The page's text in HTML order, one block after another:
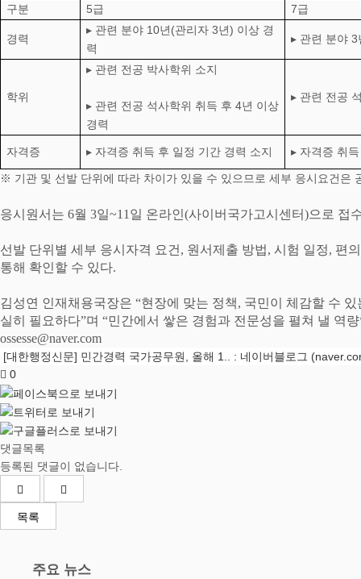
구분 5급 7급
경력
▸ 관련 분야 10년 (관리자 3년) 이상 경
력
▸ 관련 분야 3
학위
▸ 관련 전공 박사학위 소지
▸ 관련 전공 석사학위 취득 후 4년 이상
경력
▸ 관련 전공
자격증 ▸ 자격증 취득 후 일정 기간 경력 소지 ▸ 자격증 취
※ 기관 및 선발 단위에 따라 차이가 있을 수 있으므로 세부 응시요건은
응시원서는 6월 3일~11 일 온라인 (사이버국가고시센터)으로 접
선발 단위별 세부 응시자격 요건 , 원서제출 방법, 시험 일정, 편
통해 확인할 수 있다.
김성연 인재채용국장은 “현장에 맞는 정책, 국민이 체감할 수
실히 필요하다”며 “민간에서 쌓은 경험과 전문성을 펼쳐 낼 역
ossesse@naver.com
[대한행정신문] 민간경력 국가공무원, 올해 1.. : 네이버블로그
0
댓글목록
등록된 댓글이 없습니다.
목록
주요 뉴스